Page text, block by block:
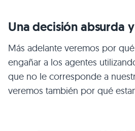
Una decisión absurda
Más adelante veremos por
engañar a los agentes
que no le corresponde a
veremos también por qué